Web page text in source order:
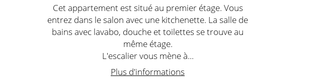
Cet appartement est situé au premier étage. Vous
entrez dans le salon avec une kitchenette. La salle de
bains avec lavabo, douche et toilettes se trouve au
même étage.
L'escalier vous mène à...
Plus d'informations